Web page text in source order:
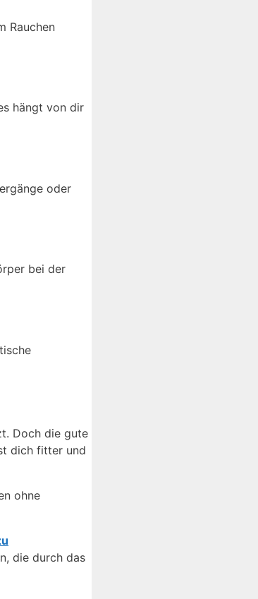
Rauchen
hängt von dir
oder
bei der
Doch die gute
dich fitter und
ohne
die durch das